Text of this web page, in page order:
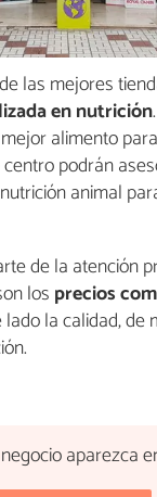
las mejores
en nutrición
alimento
podrán
animal
de la atención
los precios
la calidad, de
aparezca